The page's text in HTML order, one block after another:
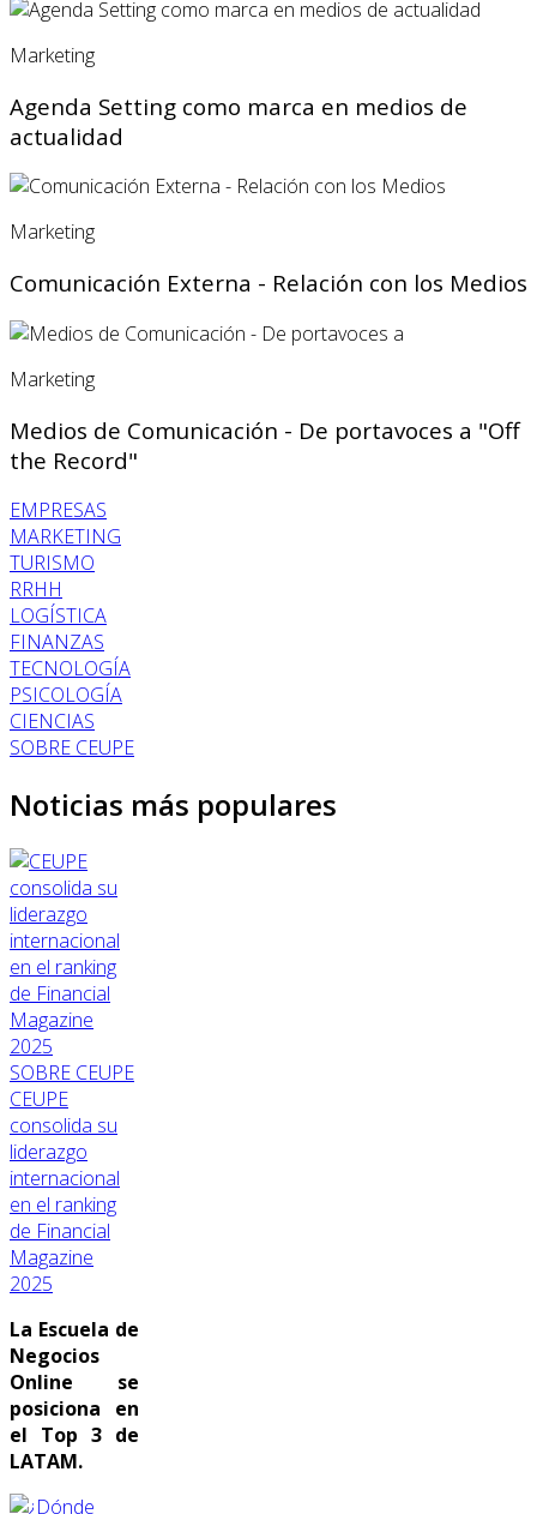
Marketing
Agenda Setting como marca en medios de
actualidad
Marketing
Comunicación Externa - Relación con los Medios
Marketing
Medios de Comunicación - De portavoces a "Off
the Record"
EMPRESAS
MARKETING
TURISMO
RRHH
LOGÍSTICA
FINANZAS
TECNOLOGÍA
PSICOLOGÍA
CIENCIAS
SOBRE CEUPE
Noticias más populares
SOBRE CEUPE
CEUPE
consolida su
liderazgo
internacional
en el ranking
de Financial
Magazine
2025
La Escuela de
Negocios
Online se
posiciona en
el Top 3 de
LATAM.